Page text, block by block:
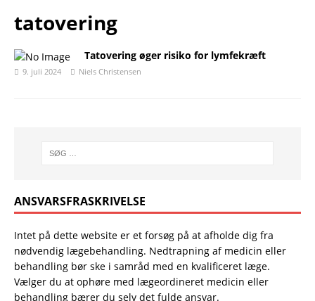
tatovering
Tatovering øger risiko for lymfekræft
9. juli 2024 Niels Christensen
ANSVARSFRASKRIVELSE
Intet på dette website er et forsøg på at afholde dig fra
nødvendig lægebehandling. Nedtrapning af medicin eller
behandling bør ske i samråd med en kvalificeret læge.
Vælger du at ophøre med lægeordineret medicin eller
behandling bærer du selv det fulde ansvar.